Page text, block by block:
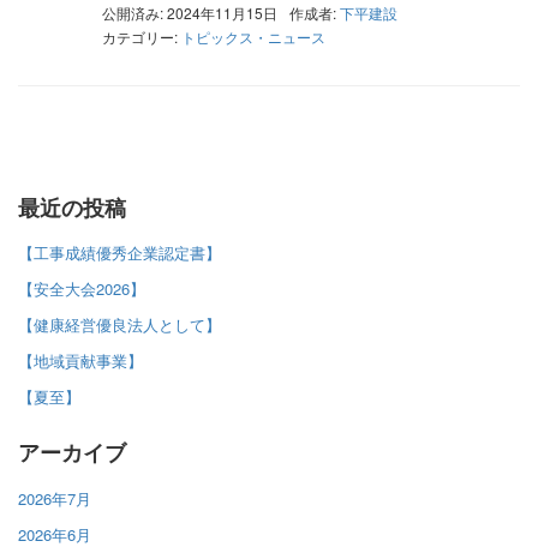
公開済み: 2024年11月15日 作成者:下平建設
カテゴリー: トピックス・ニュース
最近の投稿
【工事成績優秀企業認定書】
【安全大会2026】
【健康経営優良法人として】
【地域貢献事業】
【夏至】
アーカイブ
2026年7月
2026年6月